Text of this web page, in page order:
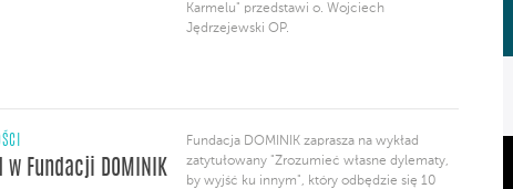
Karmelu" przedstawi o. Wojciech
Jędrzejewski OP.
w Fundacji DOMINIK
Fundacja DOMINIK zaprasza na wykład
zatytułowany "Zrozumieć własne dylematy,
by wyjść ku innym", który odbędzie się 10